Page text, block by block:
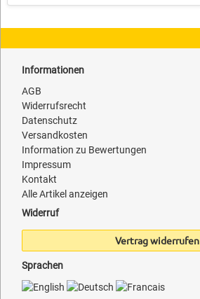
Informationen
AGB
Widerrufsrecht
Datenschutz
Versandkosten
Information zu Bewertungen
Impressum
Kontakt
Alle Artikel anzeigen
Widerruf
Vertrag widerrufen
Sprachen